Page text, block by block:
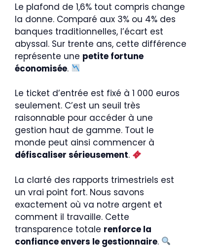
Le plafond de 1,6% tout compris change
la donne. Comparé aux 3% ou 4% des
banques traditionnelles, l’écart est
abyssal. Sur trente ans, cette différence
représente une petite fortune
économisée.
Le ticket d’entrée est fixé à 1 000 euros
seulement. C’est un seuil très
raisonnable pour accéder à une
gestion haut de gamme. Tout le
monde peut ainsi commencer à
défiscaliser sérieusement.
La clarté des rapports trimestriels est
un vrai point fort. Nous savons
exactement où va notre argent et
comment il travaille. Cette
transparence totale renforce la
confiance envers le gestionnaire.